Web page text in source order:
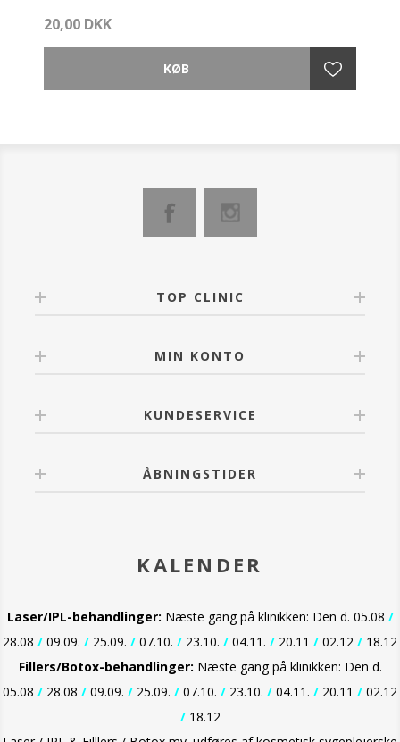
20,00 DKK
TOP CLINIC
MIN KONTO
KUNDESERVICE
ÅBNINGSTIDER
KALENDER
Laser/IPL-behandlinger: Næste gang på klinikken: Den d. 05.08 /
28.08 / 09.09. / 25.09. / 07.10. / 23.10. / 04.11. / 20.11 / 02.12 / 18.12
Fillers/Botox-behandlinger: Næste gang på klinikken: Den d.
05.08 / 28.08 / 09.09. / 25.09. / 07.10. / 23.10. / 04.11. / 20.11 / 02.12
/18.12